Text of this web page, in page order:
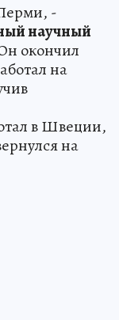
-
научный
окончил
на
в Швеции,
на